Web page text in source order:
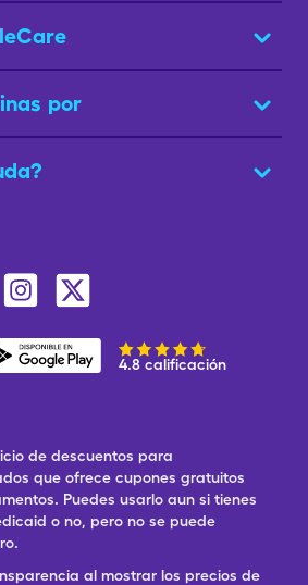
por
4.8 calificación
de descuentos para
que ofrece cupones gratuitos
Puedes usarlo aun si tienes
o no, pero no se puede
al mostrar los precios de